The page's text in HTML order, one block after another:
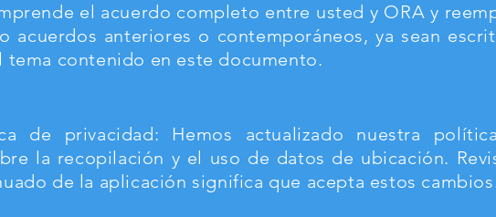
el acuerdo completo entre usted y ORA y
acuerdos anteriores o contemporáneos, ya sean
contenido en este documento.
de privacidad: Hemos actualizado nuestra
la recopilación y el uso de datos de ubicación.
de la aplicación significa que acepta estos